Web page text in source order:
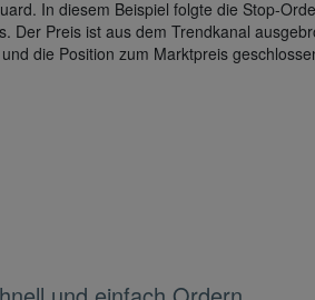
In diesem Beispiel folgte die Stop-
Der Preis ist aus dem Trendkanal
die Position zum Marktpreis